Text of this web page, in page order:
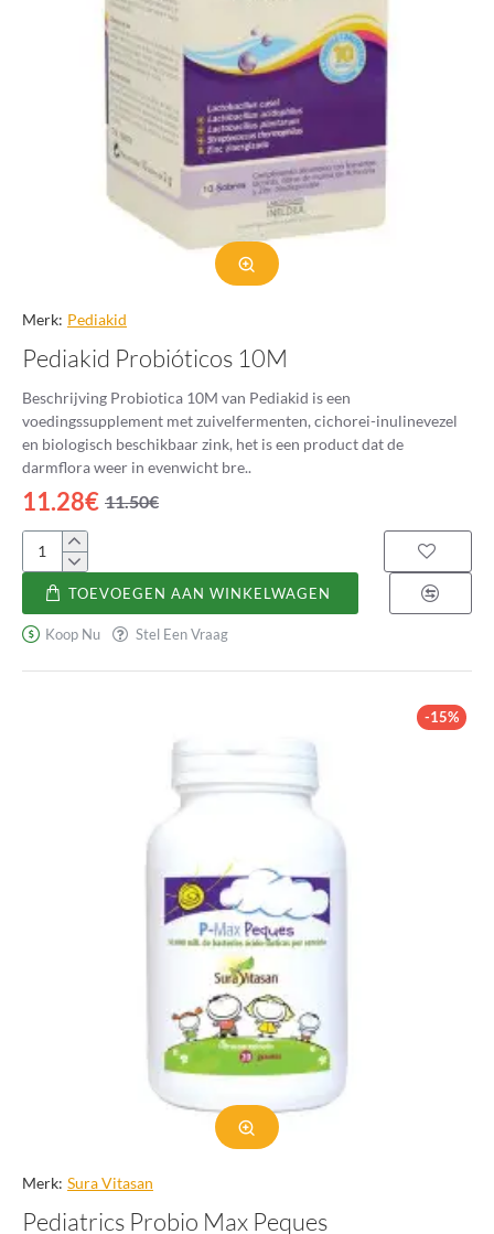
Merk: Pediakid
Pediakid Probióticos 10M
Beschrijving Probiotica 10M van Pediakid is een
voedingssupplement met zuivelfermenten, cichorei-inulinevezel
en biologisch beschikbaar zink, het is een product dat de
darmflora weer in evenwicht bre..
11.28€ 11.50€
Pediakid
Probióticos
10M
TOEVOEGEN AAN WINKELWAGEN
Koop Nu Stel Een Vraag
-15%
Merk: Sura Vitasan
Pediatrics Probio Max Peques